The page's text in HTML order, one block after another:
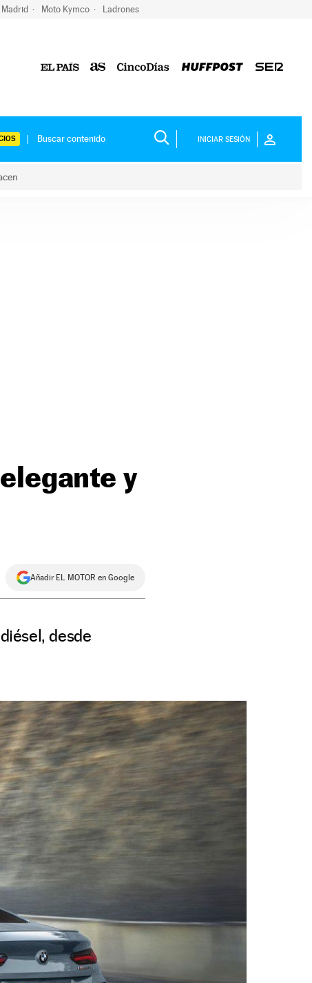
Moto Kymco Ladrones
INICIAR SESIÓN
y
Añadir EL MOTOR en Google
desde